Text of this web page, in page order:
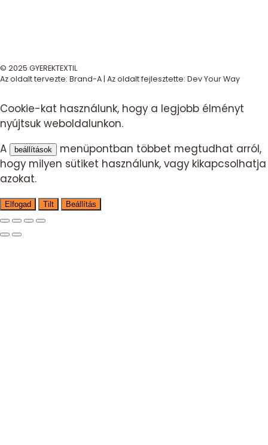
© 2025 GYEREKTEXTIL
Az oldalt tervezte: Brand-A | Az oldalt fejlesztette: Dev Your Way
Cookie-kat használunk, hogy a legjobb élményt
nyújtsuk weboldalunkon.
A
beállítások
menüpontban többet megtudhat arról,
hogy milyen sütiket használunk, vagy kikapcsolhatja
azokat.
Elfogad Tilt Beállítás